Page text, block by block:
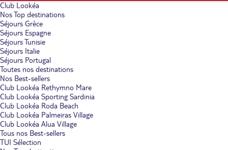
Club Lookéa
Nos Top destinations
Séjours Grèce
Séjours Espagne
Séjours Tunisie
Séjours Italie
Séjours Portugal
Toutes nos destinations
Nos Best-sellers
Club Lookéa Rethymno Mare
Club Lookéa Sporting Sardinia
Club Lookéa Roda Beach
Club Lookéa Palmeiras Village
Club Lookéa Alua Village
Tous nos Best-sellers
TUI Sélection